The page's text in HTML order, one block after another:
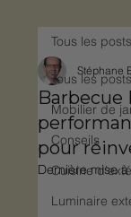
Tous les
Mobilier de
Conseils
Cuisine
Luminaire
Tous les posts
Barbecue
pour
Stéphane
Dernière mise